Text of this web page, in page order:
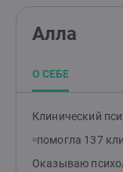
Алла
О СЕБЕ
Клинический
помогла 137
Оказываю